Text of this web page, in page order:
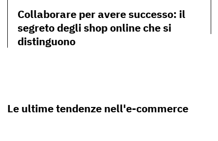
Collaborare per avere successo: il
segreto degli shop online che si
distinguono
Le ultime tendenze nell'e-commerce